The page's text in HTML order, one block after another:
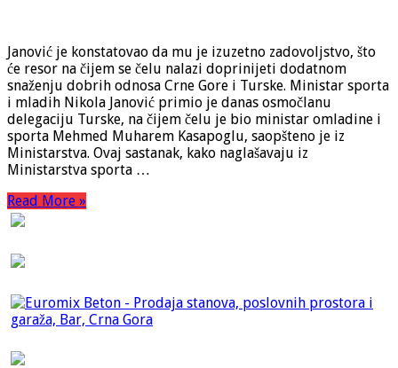
Janović je konstatovao da mu je izuzetno zadovoljstvo, što
će resor na čijem se čelu nalazi doprinijeti dodatnom
snaženju dobrih odnosa Crne Gore i Turske. Ministar sporta
i mladih Nikola Janović primio je danas osmočlanu
delegaciju Turske, na čijem čelu je bio ministar omladine i
sporta Mehmed Muharem Kasapoglu, saopšteno je iz
Ministarstva. Ovaj sastanak, kako naglašavaju iz
Ministarstva sporta …
Read More »